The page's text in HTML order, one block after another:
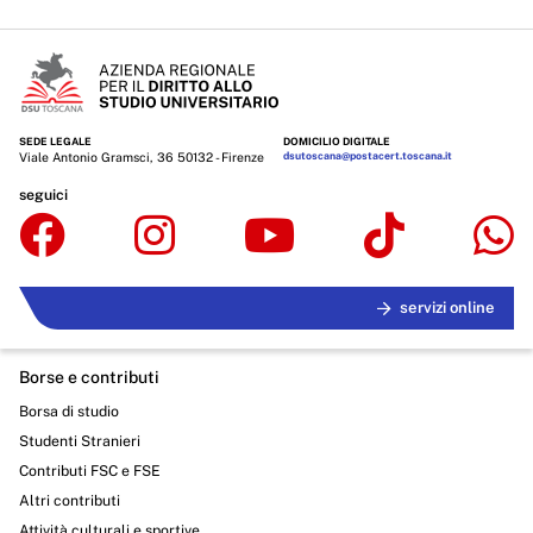
Attività e procedimenti
Provvedimenti
Provvedimenti organi indirizzo politico
Provvedimenti dirigenti amministrativi
Controlli sulle imprese
Sovvenzioni, contributi, sussidi, vantaggi economici
Beni immobili e gestione patrimonio
Controlli e rilievi sull'amministrazione
SEDE LEGALE
Viale Antonio Gramsci, 36 50132 - Firenze
DOMICILIO DIGITALE
dsutoscana@postacert.toscana.it
seguici
servizi online
Borse e contributi
Borsa di studio
Studenti Stranieri
Contributi FSC e FSE
Altri contributi